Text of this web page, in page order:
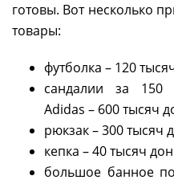
готовы. Вот несколько
товары:
футболка – 120
сандалии за 150
Adidas – 600 тысяч
рюкзак – 300 тысяч
кепка – 40 тысяч
большое банное